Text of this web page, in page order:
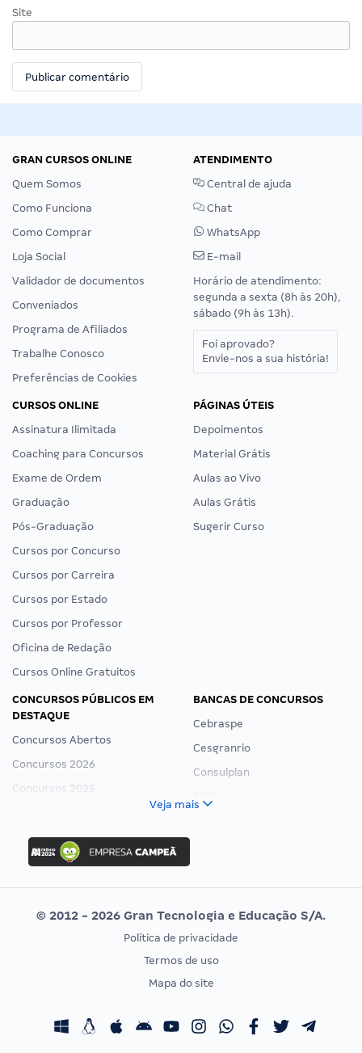
Site
GRAN CURSOS ONLINE
Quem Somos
Como Funciona
Como Comprar
Loja Social
Validador de documentos
Conveniados
Programa de Afiliados
Trabalhe Conosco
Preferências de Cookies
ATENDIMENTO
Central de ajuda
Chat
WhatsApp
E-mail
Horário de atendimento:
segunda a sexta (8h às 20h),
sábado (9h às 13h).
Foi aprovado?
Envie-nos a sua história!
CURSOS ONLINE
Assinatura Ilimitada
Coaching para Concursos
Exame de Ordem
Graduação
Pós-Graduação
Cursos por Concurso
Cursos por Carreira
Cursos por Estado
Cursos por Professor
Oficina de Redação
Cursos Online Gratuitos
PÁGINAS ÚTEIS
Depoimentos
Material Grátis
Aulas ao Vivo
Aulas Grátis
Sugerir Curso
CONCURSOS PÚBLICOS EM
DESTAQUE
Concursos Abertos
Concursos 2026
Concursos 2025
Concurso Nacional Unificado
Concurso Ibama
Concurso MPU
Editais publicados
BANCAS DE CONCURSOS
Cebraspe
Cesgranrio
Consulplan
Vunesp
CONCURSOS POR PROFISSÃO
Concursos Fiscais
EXAME DE ORDEM
Calendário OAB
Veja mais
© 2012 - 2026 Gran Tecnologia e Educação S/A.
Política de privacidade
Termos de uso
Mapa do site